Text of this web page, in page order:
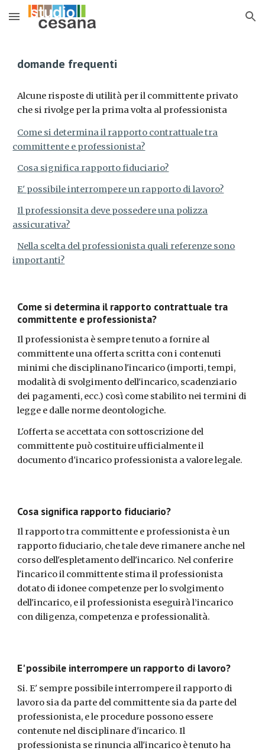
Skip to main content Skip to navigation
domande frequenti
Alcune risposte di utilità per il committente privato
che si rivolge per la prima volta al professionista
Come si determina il rapporto contrattuale tra
committente e professionista?
Cosa significa rapporto fiduciario?
E' possibile interrompere un rapporto di lavoro?
Il professionsita deve possedere una polizza
assicurativa?
Nella scelta del professionista quali referenze sono
importanti?
Come si determina il rapporto contrattuale tra
committente e professionista?
Il professionista è sempre tenuto a fornire al
committente una offerta scritta con i contenuti
minimi che disciplinano l'incarico (importi, tempi,
modalità di svolgimento dell'incarico, scadenziario
dei pagamenti, ecc.) così come stabilito nei termini di
legge e dalle norme deontologiche.
L'offerta se accettata con sottoscrizione del
committente può costituire ufficialmente il
documento d'incarico professionista a valore legale.
Cosa significa rapporto fiduciario?
Il rapporto tra committente e professionista è un
rapporto fiduciario, che tale deve rimanere anche nel
corso dell'espletamento dell'incarico. Nel conferire
l'incarico il committente stima il professionista
dotato di idonee competenze per lo svolgimento
dell'incarico, e il professionista eseguirà l’incarico
con diligenza, competenza e professionalità.
E' possibile interrompere un rapporto di lavoro?
Si. E' sempre possibile interrompere il rapporto di
lavoro sia da parte del committente sia da parte del
professionista, e le procedure possono essere
contenute nel disciplinare d'incarico. Il
professionista se rinuncia all'incarico è tenuto ha